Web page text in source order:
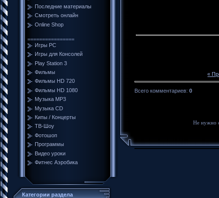
Последние материалы
Смотреть онлайн
Online Shop
================
Игры PC
Игры для Консолей
Play Station 3
Фильмы
Фильмы HD 720
Фильмы HD 1080
Музыка MP3
Музыка CD
Кипы / Концерты
ТВ-Шоу
Фотошоп
Программы
Видео уроки
Фитнес Аэробика
Категории раздела
«
Всего комментариев: 0
Не нужно